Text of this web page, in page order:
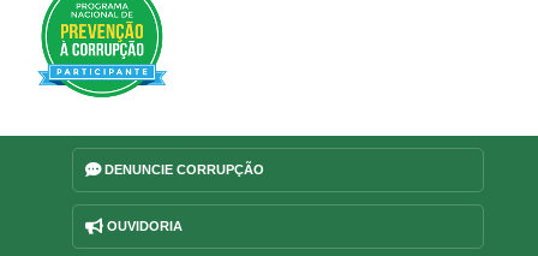
DENUNCIE CORRUPÇÃO
OUVIDORIA